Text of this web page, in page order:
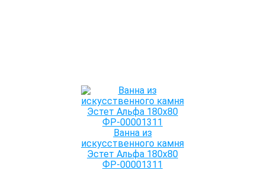
Ванна из
искусственного камня
Эстет Альфа 180x80
ФР-00001311